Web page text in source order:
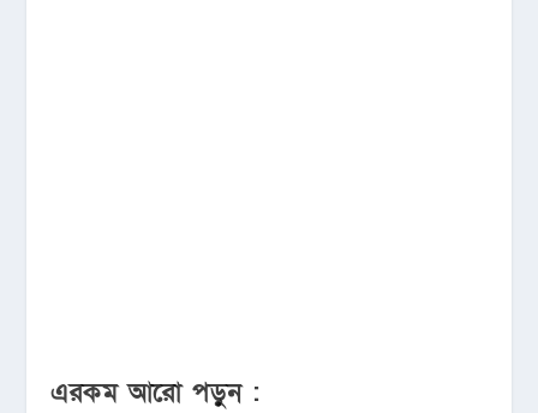
এরকম আরো পড়ুন :